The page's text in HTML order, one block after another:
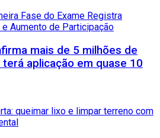
mais de 5 milhões de
aplicação em quase 10